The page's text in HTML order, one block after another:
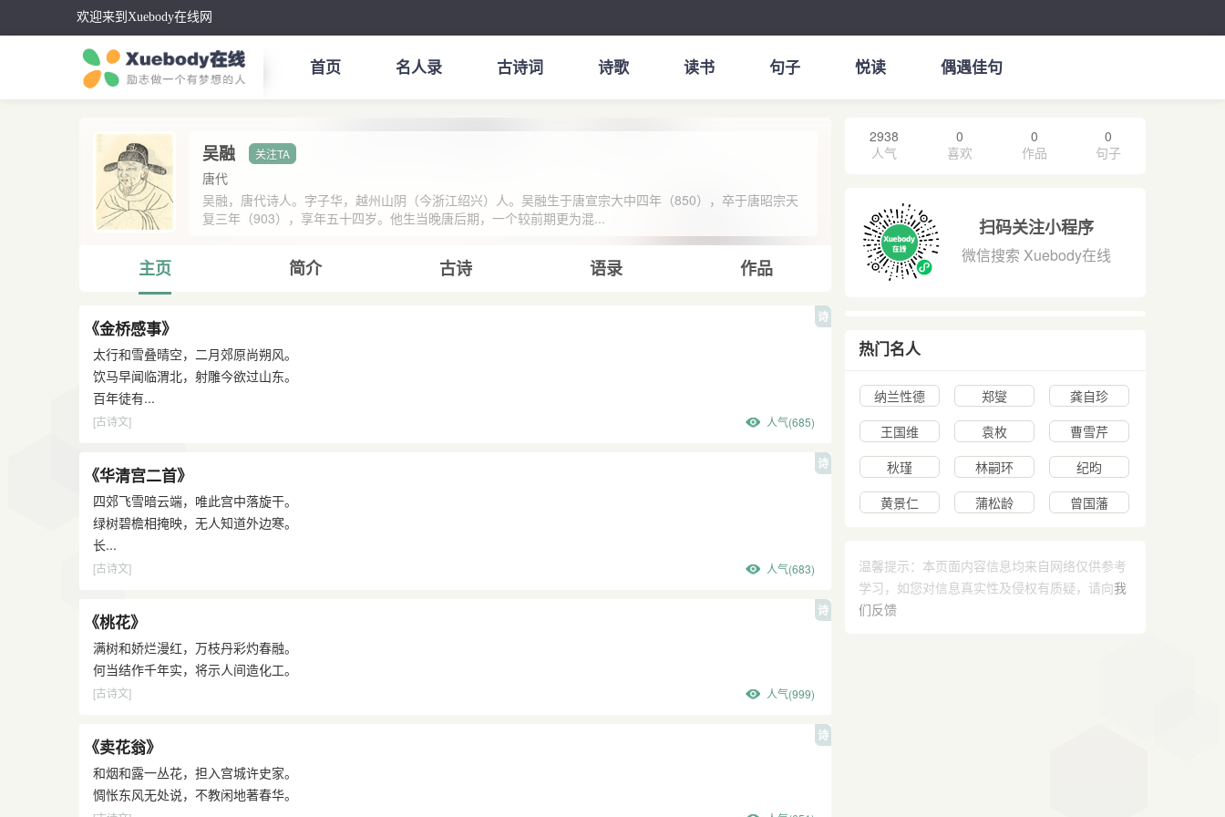
欢迎来到Xuebody在线网
首页 名人录 古诗词 诗歌 读书 句子 悦读 偶遇佳句
吴融
唐代
吴融，唐代诗人。字子华，越州山阴（今浙江绍兴）人。吴融生于唐宣宗大中四年（850），卒于唐昭宗天
复三年（903），享年五十四岁。他生当晚唐后期，一个较前期更为混...
主页 简介 古诗 语录 作品
诗
《金桥感事》
太行和雪叠晴空，二月郊原尚朔风。
饮马早闻临渭北，射雕今欲过山东。
百年徒有...
[古诗文] 人气(685)
诗
《华清宫二首》
四郊飞雪暗云端，唯此宫中落旋干。
绿树碧檐相掩映，无人知道外边寒。
长...
[古诗文] 人气(683)
诗
《桃花》
满树和娇烂漫红，万枝丹彩灼春融。
何当结作千年实，将示人间造化工。
[古诗文] 人气(999)
诗
《卖花翁》
和烟和露一丛花，担入宫城许史家。
惆怅东风无处说，不教闲地著春华。
2938
人气
0
喜欢
0
作品
0
句子
扫码关注小程序
微信搜索 Xuebody在线
热门名人
纳兰性德 郑燮
龚自珍
王国维
袁枚
曹雪芹
秋瑾
林嗣环
纪昀
黄景仁
蒲松龄 曾国藩
温馨提示：本页面内容信息均来自网络仅供参考
学习，如您对信息真实性及侵权有质疑，请向我
们反馈